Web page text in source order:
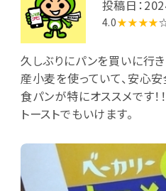
投稿日：
4.0★★★★
久しぶりにパンを買いに行き
産小麦を使っていて、安心
食パンが特にオススメです！
トーストでもいけます。